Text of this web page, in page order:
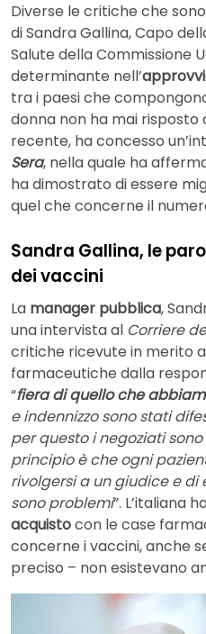
Diverse le critiche che
di Sandra Gallina, Capo
Salute della Commissione
determinante nell’
tra i paesi che
donna non ha mai risposto
recente, ha concesso
Sera, nella quale ha
ha dimostrato di essere
quel che concerne il
Sandra Gallina, le
dei vaccini
La manager pubblica,
una intervista al Corriere
critiche ricevute in merito
farmaceutiche dalla
“fiera di quello che
e indennizzo sono stati
per questo i negoziati
principio è che ogni
rivolgersi a un giudice e di
sono problemi”. L’italiana
acquistocon le case
concerne i vaccini, anche
preciso – non esistevano